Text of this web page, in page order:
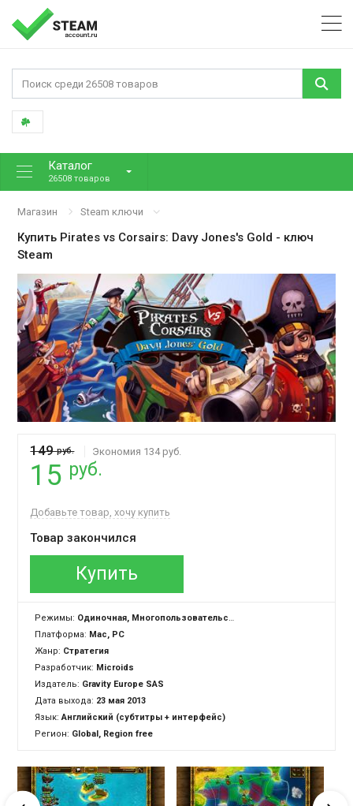
Каталог
26508 товаров
Магазин Steam ключи
Купить Pirates vs Corsairs: Davy Jones's Gold - ключ
Steam
149руб. Экономия 134 руб.
15 руб.
Добавьте товар, хочу купить
Товар закончился
Купить
Режимы: Одиночная, Многопользовательская
Платформа: Mac, PC
Жанр: Стратегия
Разработчик: Microids
Издатель: Gravity Europe SAS
Дата выхода: 23 мая 2013
Язык:Английский (субтитры + интерфейс)
Регион: Global, Region free